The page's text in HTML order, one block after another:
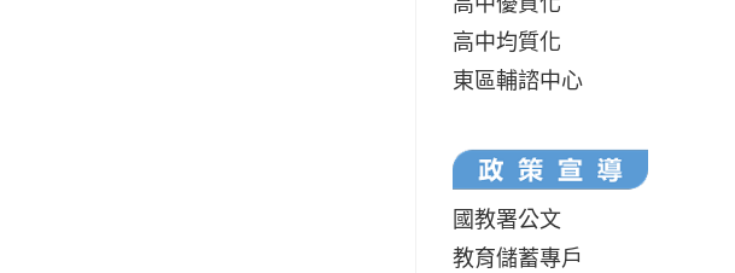
高中均質化
東區輔諮中心
國教署公文
教育儲蓄專戶